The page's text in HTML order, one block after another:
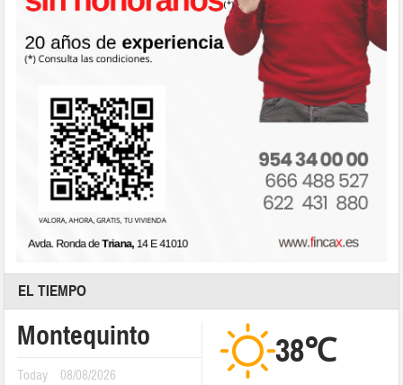
EL TIEMPO
Montequinto
Today 08/08/2026
38℃